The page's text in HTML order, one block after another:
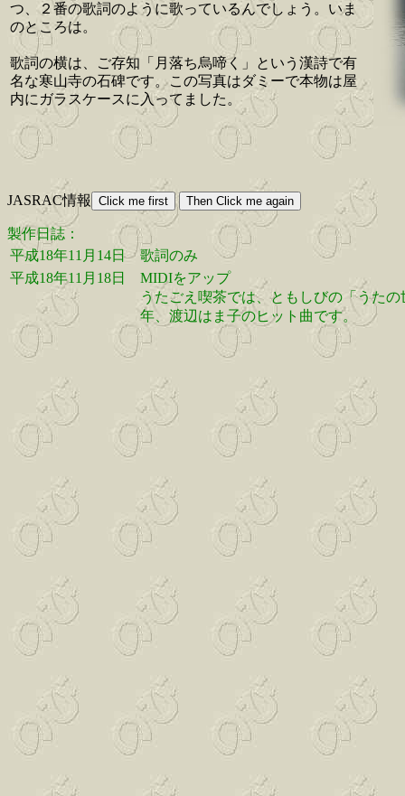
つ、２番の歌詞のように歌っているんでしょう。いま
のところは。
歌詞の横は、ご存知「月落ち烏啼く」という漢詩で有
名な寒山寺の石碑です。この写真はダミーで本物は屋
内にガラスケースに入ってました。
JASRAC情報
製作日誌：
平成18年11月14日
歌詞のみ
平成18年11月18日
MIDIをアップ
うたごえ喫茶では、ともしびの「うた
年、渡辺はま子のヒット曲です。